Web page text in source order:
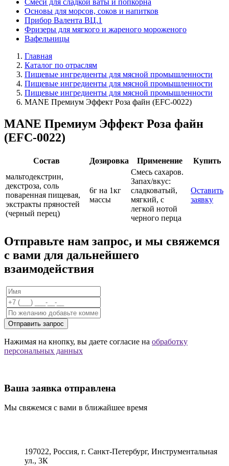
Смеси для сладкой ваты и попкорна
Основы для морсов, соков и напитков
Прибор Валента ВЦ.1
Фризеры для мягкого и жареного мороженого
Вафельницы
Главная
Каталог по отраслям
Пищевые ингредиенты для мясной промышленности
Пищевые ингредиенты для мясной промышленности
Пищевые ингредиенты для мясной промышленности
MANE Премиум Эффект Роза файн (EFC-0022)
MANE Премиум Эффект Роза файн
(EFC-0022)
Состав Дозировка Применение
Купить
мальтодекстрин,
декстроза, соль
поваренная пищевая,
экстракты пряностей
(черный перец)
6г на 1кг
массы
Смесь сахаров.
Запах/вкус:
сладковатый,
мягкий, с
легкой нотой
черного перца
Оставить
заявку
Отправьте нам запрос, и мы свяжемся
с вами для дальнейшего
взаимодействия
Отправить запрос
Нажимая на кнопку, вы даете согласие на обработку
персональных данных
Ваша заявка отправлена
Мы свяжемся с вами в ближайшее время
197022, Россия, г. Санкт-Петербург, Инструментальная
ул., 3К